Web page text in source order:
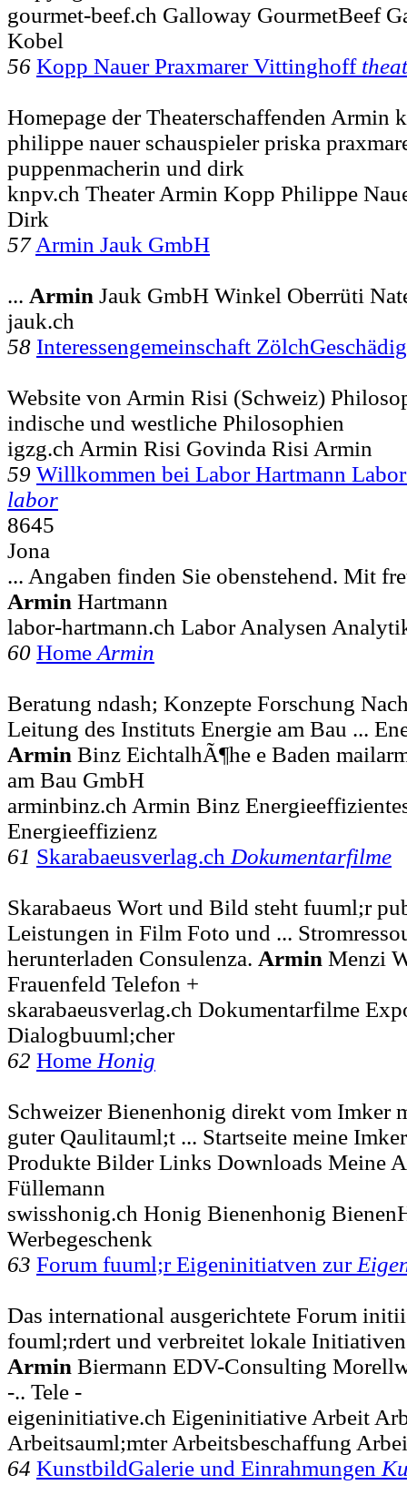
gourmet-beef.ch Galloway GourmetBeef
Kobel
56 Kopp Nauer Praxmarer Vittinghoff
Homepage der Theaterschaffenden Armin
philippe nauer schauspieler priska
puppenmacherin und dirk
knpv.ch Theater Armin Kopp Philippe
Dirk
57 Armin Jauk GmbH
... Armin Jauk GmbH Winkel Oberrüti
jauk.ch
58 Interessengemeinschaft
Website von Armin Risi (Schweiz)
indische und westliche Philosophien
igzg.ch Armin Risi Govinda Risi Armin
59 Willkommen bei Labor Hartmann
labor
8645
Jona
... Angaben finden Sie obenstehend. Mit
Armin Hartmann
labor-hartmann.ch Labor Analysen
60 Home Armin
Beratung ndash; Konzepte Forschung
Leitung des Instituts Energie am Bau ...
Armin Binz EichtalhÃ¶he e Baden
am Bau GmbH
arminbinz.ch Armin Binz
Energieeffizienz
61 Skarabaeusverlag.ch Dokumentarfilme
Skarabaeus Wort und Bild steht fuuml;r
Leistungen in Film Foto und ...
herunterladen Consulenza. Armin Menzi
Frauenfeld Telefon +
skarabaeusverlag.ch Dokumentarfilme
Dialogbuuml;cher
62 Home Honig
Schweizer Bienenhonig direkt vom Imker
guter Qaulitauml;t ... Startseite meine
Produkte Bilder Links Downloads Meine
Füllemann
swisshonig.ch Honig Bienenhonig
Werbegeschenk
63 Forum fuuml;r Eigeninitiatven zur
Das international ausgerichtete Forum
fouml;rdert und verbreitet lokale
Armin Biermann EDV-Consulting
-.. Tele -
eigeninitiative.ch Eigeninitiative Arbeit
Arbeitsauml;mter Arbeitsbeschaffung
64 KunstbildGalerie und Einrahmungen